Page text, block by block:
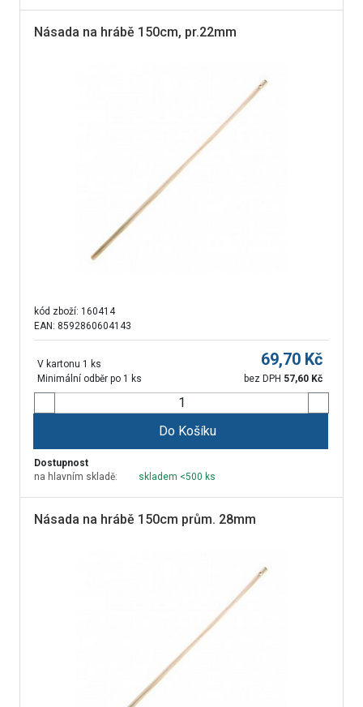
Násada na hrábě 150cm, pr.22mm
kód zboží: 160414
EAN: 8592860604143
V kartonu 1 ks
Minimální odběr po 1 ks
69,70 Kč
bez DPH 57,60 Kč
Do Košíku
Dostupnost
na hlavním skladě:
skladem <500 ks
Násada na hrábě 150cm prům. 28mm